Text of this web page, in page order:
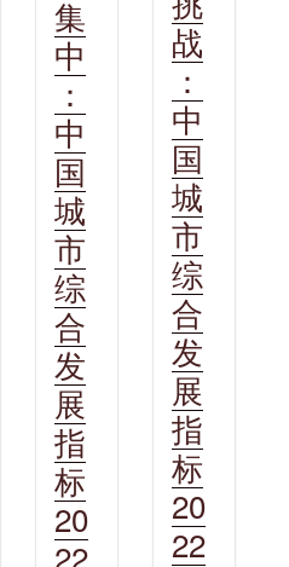
集
中
：
中
国
城
市
综
合
发
展
指
标
20
22
战
：
中
国
城
市
综
合
发
展
指
标
20
22